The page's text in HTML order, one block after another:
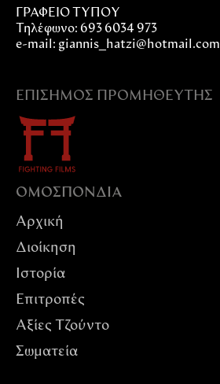
ΓΡΑΦΕΙΟ ΤΥΠΟΥ
Τηλέφωνο: 693 6034 973
e-mail: giannis_hatzi@hotmail.com
ΕΠΊΣΗΜΟΣ ΠΡΟΜΗΘΕΥΤΉΣ
ΟΜΟΣΠΟΝΔIΑ
Αρχική
Διοίκηση
Ιστορία
Επιτροπές
Αξίες Tζούντο
Σωματεία